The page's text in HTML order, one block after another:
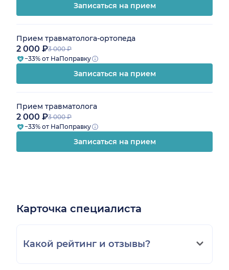
Записаться на прием
Прием травматолога-ортопеда
2 000 ₽3 000 ₽
−33% от НаПоправку
Записаться на прием
Прием травматолога
2 000 ₽3 000 ₽
−33% от НаПоправку
Записаться на прием
Карточка специалиста
Какой рейтинг и отзывы?